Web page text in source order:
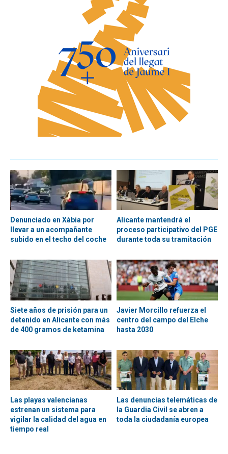
Denunciado en Xàbia por
llevar a un acompañante
subido en el techo del coche
Alicante mantendrá el
proceso participativo del PGE
durante toda su tramitación
Siete años de prisión para un
detenido en Alicante con más
de 400 gramos de ketamina
Javier Morcillo refuerza el
centro del campo del Elche
hasta 2030
Las playas valencianas
estrenan un sistema para
vigilar la calidad del agua en
tiempo real
Las denuncias telemáticas de
la Guardia Civil se abren a
toda la ciudadanía europea